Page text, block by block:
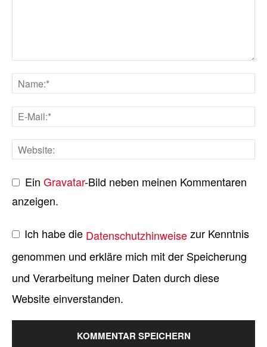
EinGravatar-Bild neben meinen Kommentaren
anzeigen.
Ich habe die Datenschutzhinweisezur Kenntnis
genommen und erkläre mich mit der Speicherung
und Verarbeitung meiner Daten durch diese
Website einverstanden.